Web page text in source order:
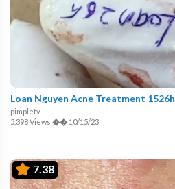
Loan Nguyen Acne Treatment 1526h
pimpletv
5,398 Views �� 10/15/23
7.38